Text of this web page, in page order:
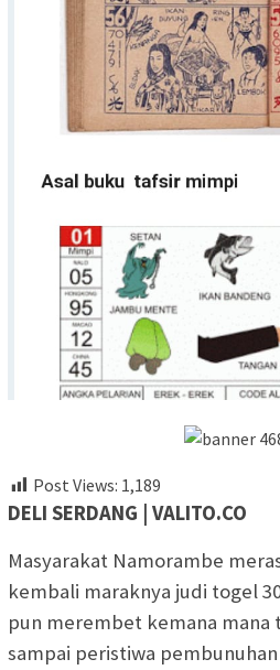
Post Views: 1,189
DELI SERDANG | VALITO.CO
Masyarakat Namorambe
kembali maraknya judi togel
pun merembet kemana
sampai peristiwa